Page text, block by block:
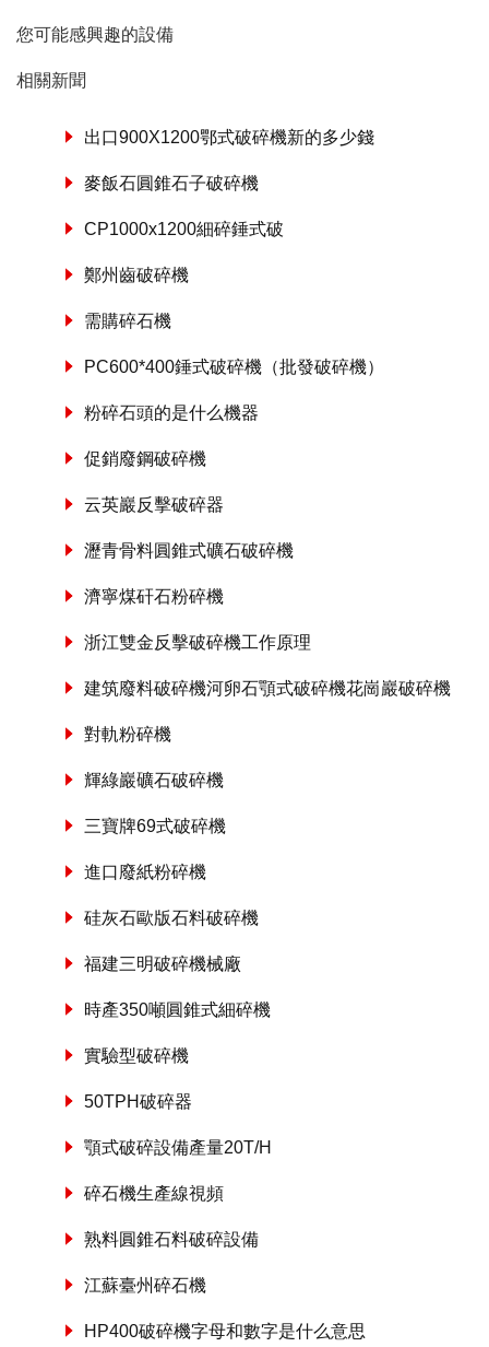
您可能感興趣的設備
相關新聞
出口900X1200鄂式破碎機新的多少錢
麥飯石圓錐石子破碎機
CP1000x1200細碎錘式破
鄭州齒破碎機
需購碎石機
PC600*400錘式破碎機（批發破碎機）
粉碎石頭的是什么機器
促銷廢鋼破碎機
云英巖反擊破碎器
瀝青骨料圓錐式礦石破碎機
濟寧煤矸石粉碎機
浙江雙金反擊破碎機工作原理
建筑廢料破碎機河卵石顎式破碎機花崗巖破碎機
對軌粉碎機
輝綠巖礦石破碎機
三寶牌69式破碎機
進口廢紙粉碎機
硅灰石歐版石料破碎機
福建三明破碎機械廠
時產350噸圓錐式細碎機
實驗型破碎機
50TPH破碎器
顎式破碎設備產量20T/H
碎石機生產線視頻
熟料圓錐石料破碎設備
江蘇臺州碎石機
HP400破碎機字母和數字是什么意思